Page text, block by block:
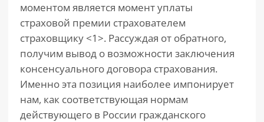
моментом является момент уплаты
страховой премии страхователем
страховщику <1>. Рассуждая от обратного,
получим вывод о возможности заключения
консенсуального договора страхования.
Именно эта позиция наиболее импонирует
нам, как соответствующая нормам
действующего в России гражданского